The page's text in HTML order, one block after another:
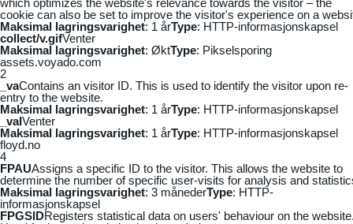
cookie can also be set to improve the visitor's experience on a
Maksimal lagringsvarighet: 1 årType: HTTP-informasjonskapsel
collect/v.gifVenter
Maksimal lagringsvarighet: ØktType: Pikselsporing
assets.voyado.com
2
_vaContains an visitor ID. This is used to identify the visitor upon re-
entry to the website.
Maksimal lagringsvarighet: 1 årType: HTTP-informasjonskapsel
_vaIVenter
Maksimal lagringsvarighet: 1 årType: HTTP-informasjonskapsel
floyd.no
4
FPAUAssigns a specific ID to the visitor. This allows the website to
determine the number of specific user-visits for analysis and
Maksimal lagringsvarighet: 3 månederType: HTTP-
informasjonskapsel
FPGSIDRegisters statistical data on users' behaviour on the